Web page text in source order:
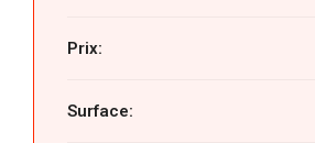
Prix:
Surface: